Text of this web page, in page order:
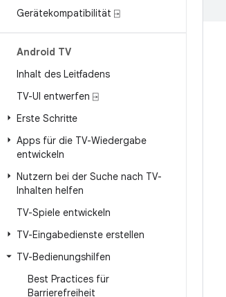
Gerätekompatibilität ⍈
Android TV
Inhalt des Leitfadens
TV-UI entwerfen ⍈
Erste Schritte
Apps für die TV-Wiedergabe
entwickeln
Nutzern bei der Suche nach TV-
Inhalten helfen
TV-Spiele entwickeln
TV-Eingabedienste erstellen
TV-Bedienungshilfen
Best Practices für
Barrierefreiheit